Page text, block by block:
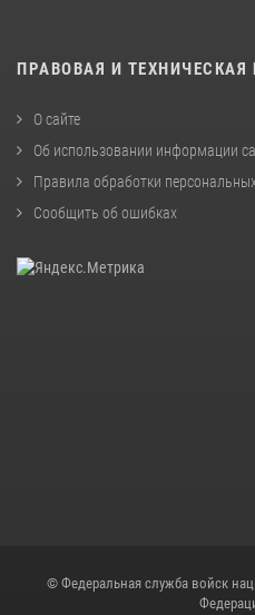
ПРАВОВАЯ И
О сайте
Об использовании информации
Правила обработки
Сообщить об ошибках
© Федеральная служба войск